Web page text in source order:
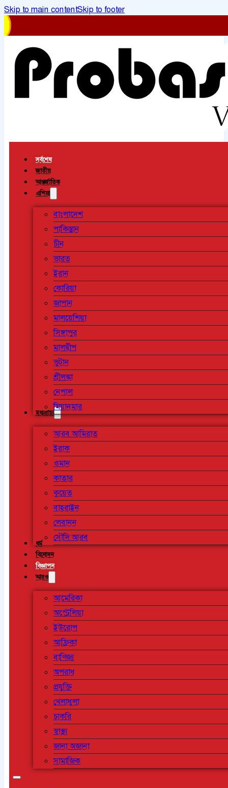
Skip to main contentSkip to footer
সর্বশেষ
জাতীয়
আন্তর্জাতিক
এশিয়া
বাংলাদেশ
পাকিস্তান
চীন
ভারত
ইরান
কোরিয়া
জাপান
মালয়েশিয়া
সিঙ্গাপুর
মালদ্বীপ
ভুটান
শ্রীলঙ্কা
নেপাল
মিয়ানমার
মধ্যপ্রাচ্য
আরব আমিরাত
ইরাক
ওমান
কাতার
কুয়েত
বাহরাইন
লেবানন
সৌদি আরব
ধর্ম
বিনোদন
বিজ্ঞাপন
আরও
আমেরিকা
অস্ট্রেলিয়া
ইউরোপ
আফ্রিকা
বাণিজ্য
অপরাধ
প্রযুক্তি
খেলাধুলা
চাকরি
স্বাস্থ্য
জানা অজানা
সামাজিক